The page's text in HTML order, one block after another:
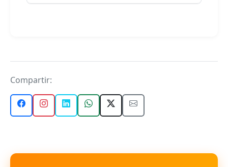
Compartir: